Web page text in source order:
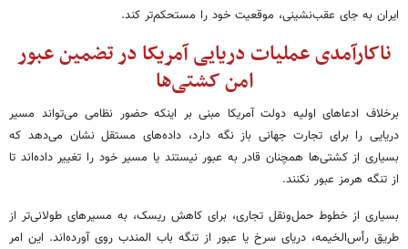
ایران به جای عقب‌نشینی، موقعیت خود را مستحکم‌تر کند.
ناکارآمدی عملیات دریایی آمریکا در تضمین عبور
امن کشتی‌ها
برخلاف ادعاهای اولیه دولت آمریکا مبنی بر اینکه حضور نظامی می‌تواند مسیر
دریایی را برای تجارت جهانی باز نگه دارد، داده‌های مستقل نشان می‌دهد که
بسیاری از کشتی‌ها همچنان قادر به عبور نیستند یا مسیر خود را تغییر داده‌اند تا
از تنگه هرمز عبور نکنند.
بسیاری از خطوط حمل‌ونقل تجاری، برای کاهش ریسک، به مسیرهای طولانی‌تر از
طریق رأس‌الخیمه، دریای سرخ یا عبور از تنگه باب المندب روی آورده‌اند. این امر